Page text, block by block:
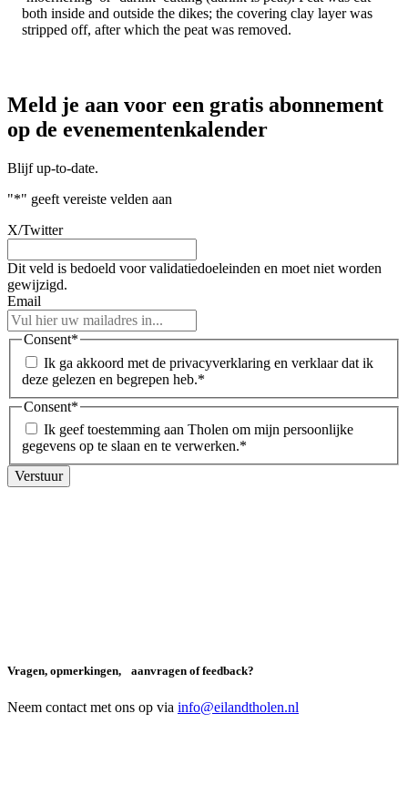
both inside and outside the dikes; the covering clay layer was
stripped off, after which the peat was removed.
Meld je aan voor een gratis abonnement
op de evenementenkalender
Blijf up-to-date.
"*" geeft vereiste velden aan
X/Twitter
Dit veld is bedoeld voor validatiedoeleinden en moet niet worden
gewijzigd.
Email
Consent*
Ik ga akkoord met de privacyverklaring en verklaar dat ik
deze gelezen en begrepen heb.*
Consent*
Ik geef toestemming aan Tholen om mijn persoonlijke
gegevens op te slaan en te verwerken.*
Vragen, opmerkingen, aanvragen of feedback?
Neem contact met ons op via info@eilandtholen.nl